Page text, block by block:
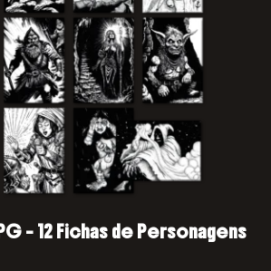
– 12 Fichas de Personagens